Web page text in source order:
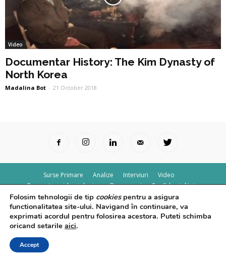
Video
Documentar History: The Kim Dynasty of
North Korea
Madalina Bot - 21 October 2018
Surse Primare Analize Interviuri
Video
Rapoarte epidemiologice
Despre noi Confidențialitate
© Powered by Control F5
Folosim tehnologii de tip cookiespentru a asigura
functionalitatea site-ului. Navigand în continuare, va
exprimati acordul pentru folosirea acestora. Puteti schimba
oricand setarile aici.
Accept